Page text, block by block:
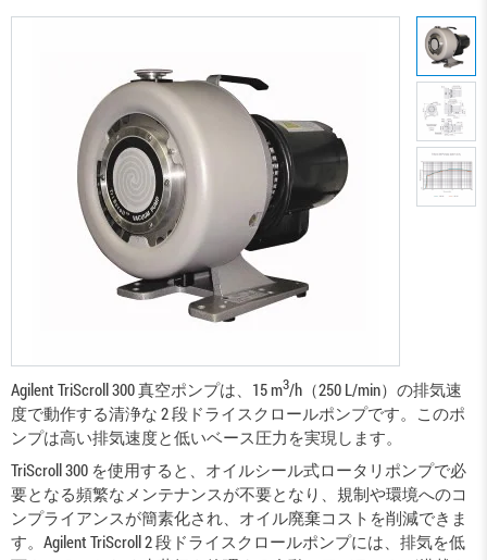
Agilent TriScroll 300 真空ポンプは、15 m3/h（250 L/min）の排気速
度で動作する清浄な 2 段ドライスクロールポンプです。このポ
ンプは高い排気速度と低いベース圧力を実現します。
TriScroll 300 を使用すると、オイルシール式ロータリポンプで必
要となる頻繁なメンテナンスが不要となり、規制や環境へのコ
ンプライアンスが簡素化され、オイル廃棄コストを削減できま
す。Agilent TriScroll 2 段ドライスクロールポンプには、排気を低